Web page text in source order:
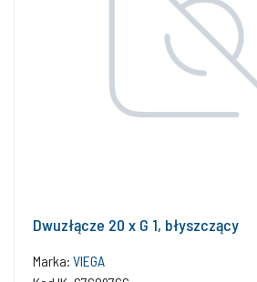
Dwuzłącze 20 x G 1, błyszczący
Marka: VIEGA